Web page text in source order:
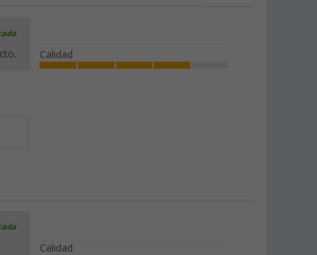
Calidad
Calidad